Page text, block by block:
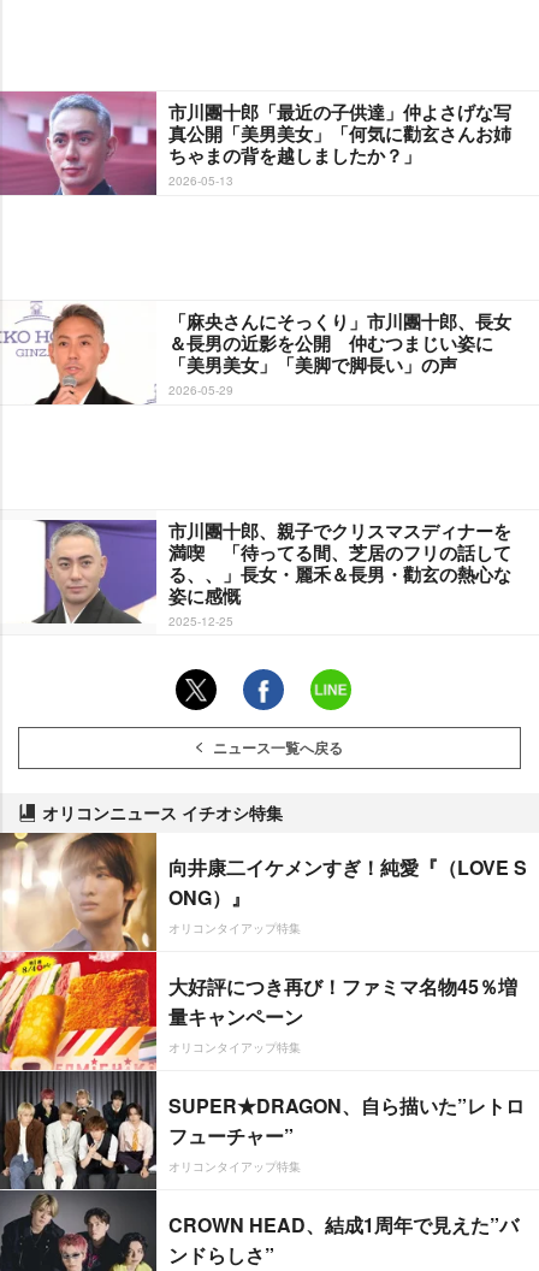
市川團十郎「最近の子供達」仲よさげな写
真公開「美男美女」「何気に勸玄さんお姉
ちゃまの背を越しましたか？」
2026-05-13
「麻央さんにそっくり」市川團十郎、長女
＆長男の近影を公開 仲むつまじい姿に
「美男美女」「美脚で脚長い」の声
2026-05-29
市川團十郎、親子でクリスマスディナーを
満喫 「待ってる間、芝居のフリの話して
る、、」長女・麗禾＆長男・勸玄の熱心な
姿に感慨
2025-12-25
ニュース一覧へ戻る
オリコンニュース イチオシ特集
向井康二イケメンすぎ！純愛『（LOVE S
ONG）』
オリコンタイアップ特集
大好評につき再び！ファミマ名物45％増
量キャンペーン
オリコンタイアップ特集
SUPER★DRAGON、自ら描いた”レトロ
フューチャー”
オリコンタイアップ特集
CROWN HEAD、結成1周年で見えた”バ
ンドらしさ”